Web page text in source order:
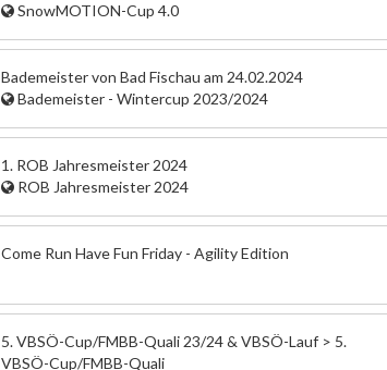
SnowMOTION-Cup 4.0
Bademeister von Bad Fischau am 24.02.2024
Bademeister - Wintercup 2023/2024
1. ROB Jahresmeister 2024
ROB Jahresmeister 2024
Come Run Have Fun Friday - Agility Edition
5. VBSÖ-Cup/FMBB-Quali 23/24 & VBSÖ-Lauf > 5.
VBSÖ-Cup/FMBB-Quali